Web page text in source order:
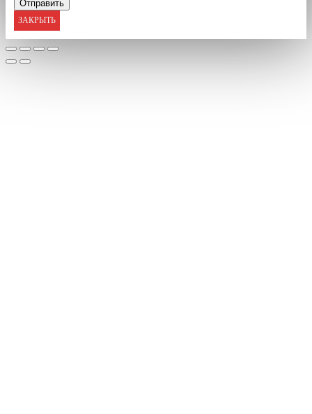
ЗАКРЫТЬ